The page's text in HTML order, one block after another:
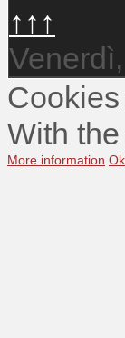
↑↑↑
With
More information Ok